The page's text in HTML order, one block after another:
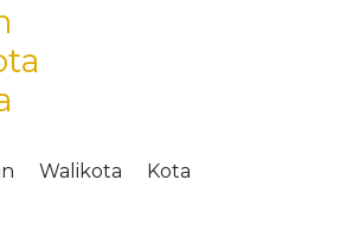
Walikota Kota